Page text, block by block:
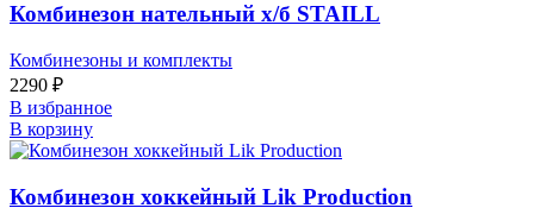
Комбинезон нательный х/б STAILL
Комбинезоны и комплекты
2290 ₽
В избранное
В корзину
Комбинезон хоккейный Lik Production